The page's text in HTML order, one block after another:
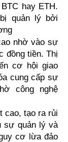
hay ETH.
quản lý bởi
nhờ vào sự
đồng tiền. Thị
cơ hội giao
cung cấp sự
công nghệ
cao, tạo ra rủi
sự quản lý và
cơ lừa đảo